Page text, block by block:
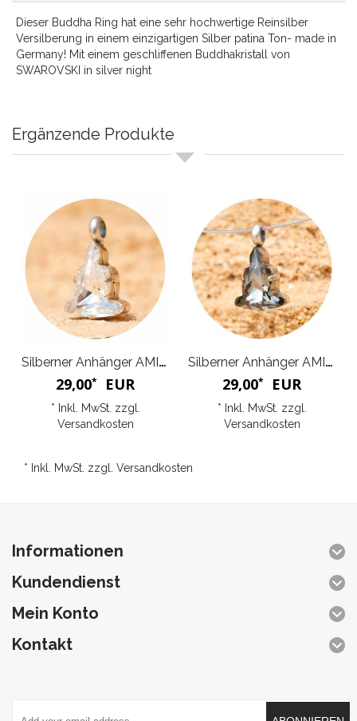
Dieser Buddha Ring hat eine sehr hochwertige Reinsilber
Versilberung in einem einzigartigen Silber patina Ton- made in
Germany! Mit einem geschliffenen Buddhakristall von
SWAROVSKI in silver night
Ergänzende Produkte
Silberner Anhänger AMIDA
29,00* EUR
* Inkl. MwSt. zzgl.
Versandkosten
Silberner Anhänger AMIDA
29,00* EUR
* Inkl. MwSt. zzgl.
Versandkosten
* Inkl. MwSt. zzgl. Versandkosten
Informationen
Kundendienst
Mein Konto
Kontakt